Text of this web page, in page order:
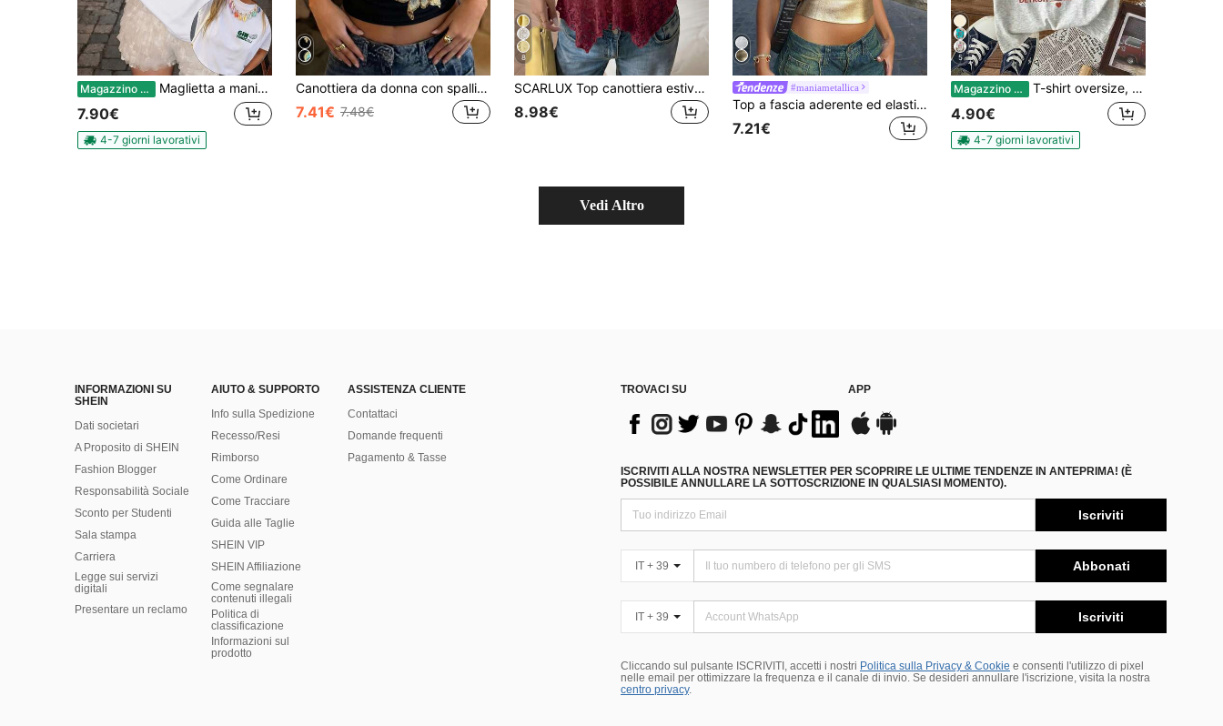
Magazzino EU Maglietta a maniche corte casual da donna con stampa "Gin & Tonic Club" di colore verde, progettata con uno stile minimalista e decorazioni a fette di lime, adatta per la primavera, l'estate, l'autunno e l'uso quotidiano e per le vacanze di colore bianco
7.90€
4-7 giorni lavorativi
Canottiera da donna con spalline sottili ricamata, vestibilità slim casual sexy per vacanze, pendolarismo e uso quotidiano, primavera/estate, nero
7.41€ 7.48€
8
SCARLUX Top canottiera estiva Y2K da donna in pizzo floreale, scollo a V, spalline sottili, orlo irregolare, top casual per outfit quotidiani e street style da ritorno a scuola
8.98€
#maniametallica
Top a fascia aderente ed elastico da donna per l'estate, in PU rivestito d'oro, alla moda e metallizzato, adatto per discoteca, feste, uso quotidiano, festival musicali e concerti, stile Y2K
7.21€
5
Magazzino EU T-shirt oversize, vintage, tour urbano, "ICONIC WORLDWIDE TOUR", ampia, festival, t-shirt da donna
4.90€
4-7 giorni lavorativi
Vedi Altro
INFORMAZIONI SU
SHEIN
Dati societari
A Proposito di SHEIN
Fashion Blogger
Responsabilità Sociale
Sconto per Studenti
Sala stampa
Carriera
Legge sui servizi
digitali
Presentare un reclamo
AIUTO & SUPPORTO
Info sulla Spedizione
Recesso/Resi
Rimborso
Come Ordinare
Come Tracciare
Guida alle Taglie
SHEIN VIP
SHEIN Affiliazione
Come segnalare
contenuti illegali
Politica di
classificazione
​Informazioni sul
prodotto
ASSISTENZA CLIENTE
Contattaci
Domande frequenti
Pagamento & Tasse
TROVACI SU APP
ISCRIVITI ALLA NOSTRA NEWSLETTER PER SCOPRIRE LE ULTIME TENDENZE IN ANTEPRIMA! (È
POSSIBILE ANNULLARE LA SOTTOSCRIZIONE IN QUALSIASI MOMENTO).
Iscriviti
IT + 39 Abbonati
IT + 39 Iscriviti
Cliccando sul pulsante ISCRIVITI, accetti i nostri Politica sulla Privacy & Cookie e consenti l'utilizzo di pixel
nelle email per ottimizzare la frequenza e il canale di invio. Se desideri annullare l'iscrizione, visita la nostra
centro privacy.